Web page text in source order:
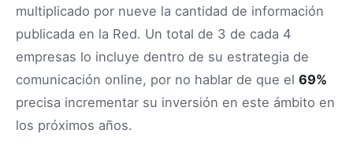
multiplicado por nueve la cantidad de información
publicada en la Red. Un total de 3 de cada 4
empresas lo incluye dentro de su estrategia de
comunicación online, por no hablar de que el 69%
precisa incrementar su inversión en este ámbito en
los próximos años.